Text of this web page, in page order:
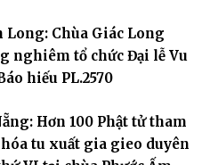
Long: Chùa Giác Long
nghiêm tổ chức Đại lễ Vu
hiếu PL.2570
Hơn 100 Phật tử tham
tu xuất gia gieo duyên